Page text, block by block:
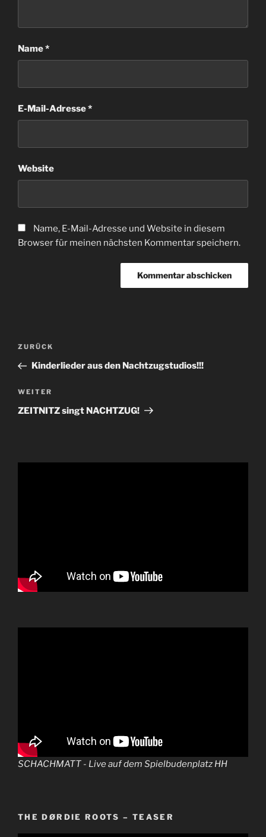
Name*
E-Mail-Adresse*
Website
Name, E-Mail-Adresse und Website in diesem
Browser für meinen nächsten Kommentar speichern.
Beitragsnavigation
Vorheriger
Beitrag
ZURÜCK
Kinderlieder aus den Nachtzugstudios!!!
Nächster
Beitrag
WEITER
ZEITNITZ singt NACHTZUG!
SCHACHMATT - Live auf dem Spielbudenplatz HH
THE DØRDIE ROOTS – TEASER